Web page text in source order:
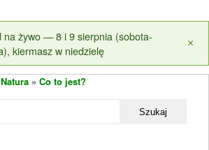
na żywo — 8 i 9 sierpnia (sobota-
kiermasz w niedzielę
×
Natura » Co to jest?
Szukaj